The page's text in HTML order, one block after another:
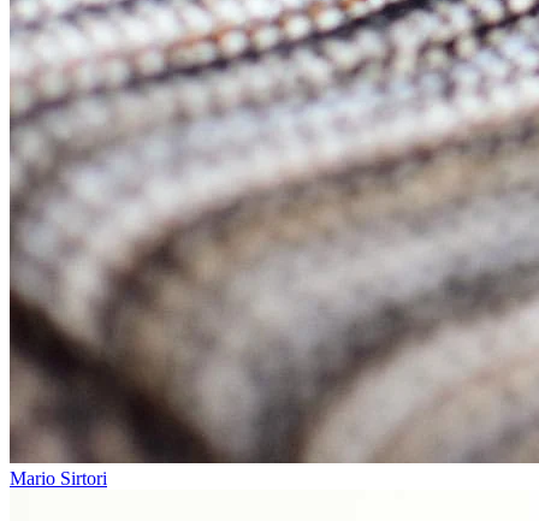
Mario Sirtori